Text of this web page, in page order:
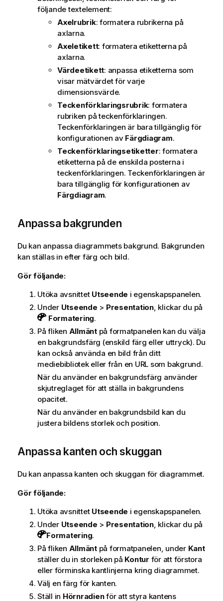
följande textelement:
Axelrubrik: formatera rubrikerna på
axlarna.
Axeletikett: formatera etiketterna på
axlarna.
Värdeetikett: anpassa etiketterna som
visar mätvärdet för varje
dimensionsvärde.
Teckenförklaringsrubrik: formatera
rubriken på teckenförklaringen.
Teckenförklaringen är bara tillgänglig för
konfigurationen av Färgdiagram.
Teckenförklaringsetiketter: formatera
etiketterna på de enskilda posterna i
teckenförklaringen. Teckenförklaringen är
bara tillgänglig för konfigurationen av
Färgdiagram.
Anpassa bakgrunden
Du kan anpassa diagrammets bakgrund. Bakgrunden
kan ställas in efter färg och bild.
Gör följande:
Utöka avsnittet Utseende i egenskapspanelen.
Under Utseende > Presentation, klickar du på
Formatering.
På fliken Allmäntpå formatpanelen kan du välja
en bakgrundsfärg (enskild färg eller uttryck). Du
kan också använda en bild från ditt
mediebibliotek eller från en URL som bakgrund.
När du använder en bakgrundsfärg använder
skjutreglaget för att ställa in bakgrundens
opacitet.
När du använder en bakgrundsbild kan du
justera bildens storlek och position.
Anpassa kanten och skuggan
Du kan anpassa kanten och skuggan för diagrammet.
Gör följande:
Utöka avsnittet Utseende i egenskapspanelen.
Under Utseende > Presentation, klickar du på
Formatering.
På fliken Allmäntpå formatpanelen, under Kant
ställer du in storleken på Kontur för att förstora
eller förminska kantlinjerna kring diagrammet.
Välj en färg för kanten.
Ställ in Hörnradienför att styra kantens